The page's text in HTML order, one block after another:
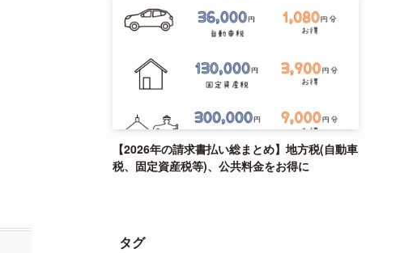
【2026年の請求書払い総まとめ】地方税(自動車
税、固定資産税等)、公共料金をお得に
タグ